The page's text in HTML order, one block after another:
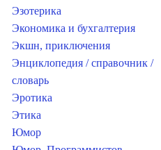
Эзотерика
Экономика и бухгалтерия
Экшн, приключения
Энциклопедия / справочник /
словарь
Эротика
Этика
Юмор